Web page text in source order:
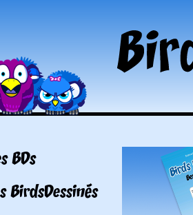
BDs
BirdsDessinés